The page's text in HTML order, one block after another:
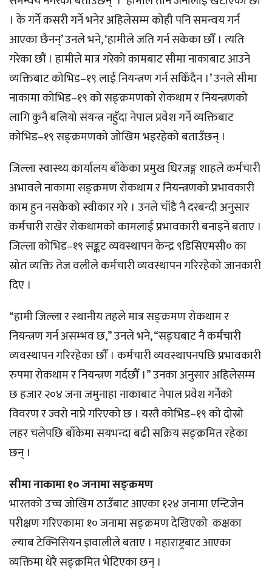
। के गर्ने कसरी गर्ने भनेर अहिलेसम्म कोही पनि समन्वय गर्न
आएका छैनन्’ उनले भने, ‘हामीले जति गर्न सकेका छौँ । त्यति
गरेका छौं । हामीले मात्र गरेको कामबाट सीमा नाकाबाट आउने
व्यक्तिबाट कोभिड–१९ लाई नियन्त्रण गर्न सकिँदैन ।’ उनले सीमा
नाकामा कोभिड–१९ को सङ्क्रमणको रोकथाम र नियन्त्रणको
लागि कुनै बलियो संयन्त्र नहुँदा नेपाल प्रवेश गर्ने व्यक्तिबाट
कोभिड–१९ सङ्क्रमणको जोखिम भइरहेको बताउँछन् ।
जिल्ला स्वास्थ्य कार्यालय बाँकेका प्रमुख धिरजङ्ग शाहले कर्मचारी
अभावले नाकामा सङ्क्रमण रोकथाम र नियन्त्रणको प्रभावकारी
काम हुन नसकेको स्वीकार गरे । उनले चाँडै नै दरबन्दी अनुसार
कर्मचारी राखेर रोकथामको कामलाई प्रभावकारी बनाइने बताए ।
जिल्ला कोभिड–१९ सङ्कट व्यवस्थापन केन्द्र ९डिसिएमसी० का
स्रोत व्यक्ति तेज वलीले कर्मचारी व्यवस्थापन गरिरहेको जानकारी
दिए ।
“हामी जिल्ला र स्थानीय तहले मात्र सङ्क्रमण रोकथाम र
नियन्त्रण गर्न असम्भव छ,” उनले भने, “सङ्घबाट नै कर्मचारी
व्यवस्थापन गरिरहेका छौँ । कर्मचारी व्यवस्थापनपछि प्रभावकारी
रुपमा रोकथाम र नियन्त्रण गर्दछौँ ।” उनका अनुसार अहिलेसम्म
छ हजार २०४ जना जमुनाहा नाकाबाट नेपाल प्रवेश गर्नेको
विवरण र ज्वरो नाप्ने गरिएको छ । यस्तै कोभिड–१९ को दोस्रो
लहर चलेपछि बाँकेमा सयभन्दा बढी सक्रिय सङ्क्रमित रहेका
छन् ।
सीमा नाकामा १० जनामा सङ्क्रमण
भारतको उच्च जोखिम ठाउँबाट आएका १२४ जनामा एन्टिजेन
परीक्षण गरिएकामा १० जनामा सङ्क्रमण देखिएको कक्षका
ल्याब टेक्निसियन ज्ञवालीले बताए । महाराष्ट्रबाट आएका
व्यक्तिमा धेरै सङ्क्रमित भेटिएका छन् ।